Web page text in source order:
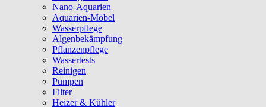
Nano-Aquarien
Aquarien-Möbel
Wasserpflege
Algenbekämpfung
Pflanzenpflege
Wassertests
Reinigen
Pumpen
Filter
Heizer & Kühler